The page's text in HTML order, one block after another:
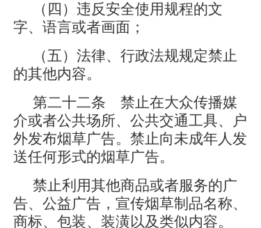
（四）违反安全使用规程的文
字、语言或者画面；
（五）法律、行政法规规定禁止
的其他内容。
第二十二条 禁止在大众传播媒
介或者公共场所、公共交通工具、户
外发布烟草广告。禁止向未成年人发
送任何形式的烟草广告。
禁止利用其他商品或者服务的广
告、公益广告，宣传烟草制品名称、
商标、包装、装潢以及类似内容。